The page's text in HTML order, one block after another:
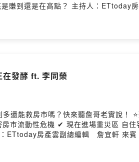
房產雲副總編輯 詹
發酵 ft. 李同榮
還能救房市嗎？快來聽詹哥老實說！